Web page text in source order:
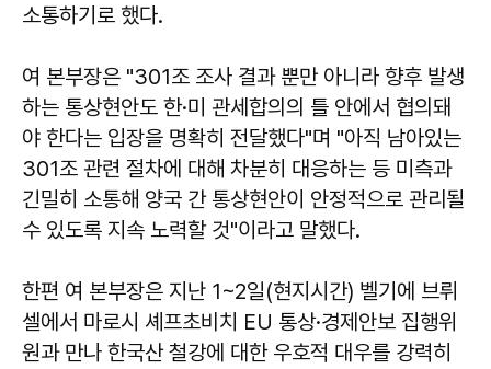
소통하기로 했다.
여 본부장은 "301조 조사 결과 뿐만 아니라 향후 발생
하는 통상현안도 한·미 관세합의의 틀 안에서 협의돼
야 한다는 입장을 명확히 전달했다"며 "아직 남아있는
301조 관련 절차에 대해 차분히 대응하는 등 미측과
긴밀히 소통해 양국 간 통상현안이 안정적으로 관리될
수 있도록 지속 노력할 것"이라고 말했다.
한편 여 본부장은 지난 1~2일(현지시간) 벨기에 브뤼
셀에서 마로시 셰프초비치 EU 통상·경제안보 집행위
원과 만나 한국산 철강에 대한 우호적 대우를 강력히